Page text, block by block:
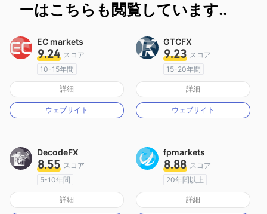
ーはこちらも閲覧しています..
EC markets
9.24 スコア
10-15年間
オーストラリア規制
マーケットメイキングライセンス（MM）
MT4フルライセンス
詳細
ウェブサイト
GTCFX
9.23 スコア
15-20年間
イギリス規制
マーケットメイキングライセンス（MM）
MT4フルライセンス
詳細
ウェブサイト
DecodeFX
8.55 スコア
5-10年間
オーストラリア規制
マーケットメイキングライセンス（MM）
詳細
fpmarkets
8.88 スコア
20年間以上
オーストラリア規制
マーケットメイキングライセンス（MM）
詳細